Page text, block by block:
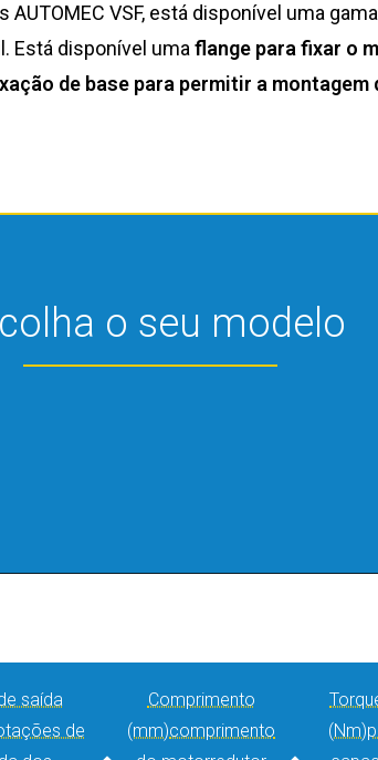
VSF, está disponível uma
Está disponível uma flange para fixar o
de base para permitir a montagem
o seu modelo
saída
de
Comprimento
(mm)comprimento
(Nm)